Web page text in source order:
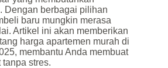
Dengan berbagai pilihan
baru mungkin merasa
Artikel ini akan memberikan
harga apartemen murah di
membantu Anda membuat
tanpa stres.